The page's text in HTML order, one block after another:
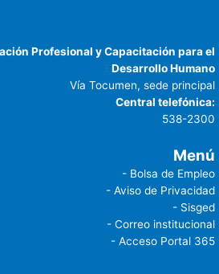
Profesional y Capacitación para el
Desarrollo Humano
Vía Tocumen, sede principal
Central telefónica:
538-2300
Menú
- Bolsa de Empleo
- Aviso de Privacidad
- Sisged
- Correo institucional
- Acceso Portal 365